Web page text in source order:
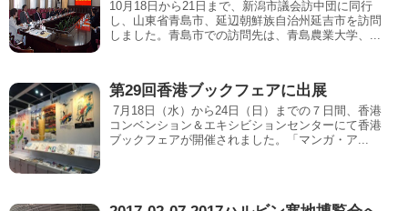
10月18日から21日まで、新潟市議会訪中団に同行
し、山東省青島市、延辺朝鮮族自治州延吉市を訪問
しました。青島市での訪問先は、青島農業大学、...
第29回香港ブックフェアに出展
7月18日（水）から24日（日）までの７日間、香港
コンベンション＆エキシビションセンターにて香港
ブックフェアが開催されました。「マンガ・ア...